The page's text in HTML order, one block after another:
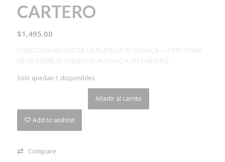
CARTERO
$1,495.00
COLECCION MUSEO DE LA FILATELIA DE OAXACA — PERSONAJE
DE LA CORRESPONDENCIA ALUSIVO A UN CARTERO
Solo quedan 1 disponibles
Añadir al carrito
Add to wishlist
Compare